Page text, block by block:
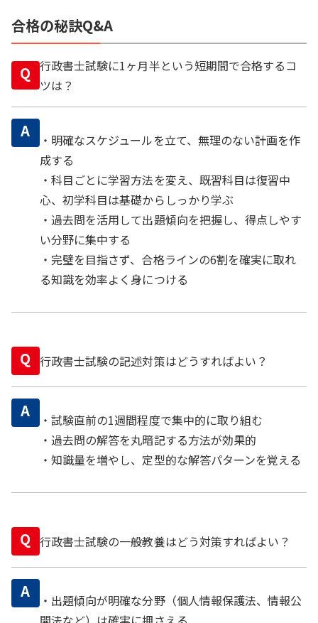
合格の秘訣Q&A
Q 行政書士試験に1ヶ月半という短期間で合格するコ
ツは？
A
・明確なスケジュールを立て、無理のない計画を作
成する
・科目ごとに学習方法を変え、既習科目は復習中
心、初学科目は基礎からしっかり学ぶ
・過去問を活用して出題傾向を把握し、得点しやす
い分野に集中する
・完璧を目指さず、合格ラインの6割を確実に取れ
る知識を効率よく身につける
Q 行政書士試験の記述対策はどうすればよい？
A
・試験直前の1週間程度で集中的に取り組む
・過去問の解答を丸暗記する方法が効果的
・知識量を増やし、定型的な解答パターンを覚える
Q 行政書士試験の一般教養はどう対策すればよい？
A
・出題傾向が明確な分野（個人情報保護法、情報公